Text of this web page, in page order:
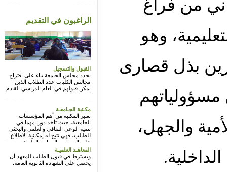
من فراغ
وهو
بذل قصارى
والجهل،
.
الراغبون في التقديم
القبول والتسجيل
يحدد مجلس الجامعة بناء على اقتراح
مجالس الكليات عدد الطلاب الذين
يمكن قبولهم في العام الدراسي القادم.
مكـتبة الجـامعـة
تعتبر المكتبة من أهم المؤسسات
الجامعية، حيث تأخذ دورا مهما في
تنمية الوعي الثقافي والعلمي والبحثي
للطالب، فهي تتيح له إمكانية الاطلاع
على المصادر والمراجع العلمية
المختلفة، وتمكنه من استيعاب وتدعيم
المعلومات الصحيحة والدقيقة، وهي
من أهم الأدوات التي يمكن الاستعانة بها
في نشر العلم والثقافة بين أفراد
المعاهـد العلميـة
ويشترط في قبول الطالب للمعهد أن
يحصل علي الشهادة الثانوية العامة.